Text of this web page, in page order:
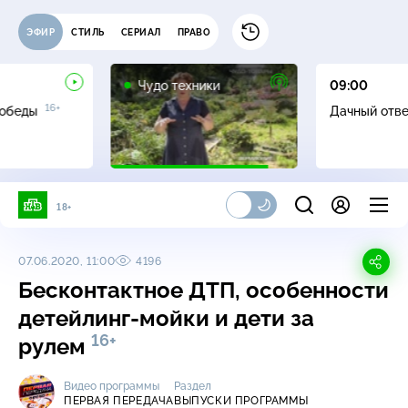
ЭФИР СТИЛЬ СЕРИАЛ ПРАВО
16+
Чудо техники
12+
09:00
Дачный
18+
07.06.2020, 11:00 4196
Бесконтактное ДТП, особенности
детейлинг-мойки и дети за
рулем 16+
Видео программы
ПЕРВАЯ ПЕРЕДАЧА
Раздел
ВЫПУСКИ ПРОГРАММЫ